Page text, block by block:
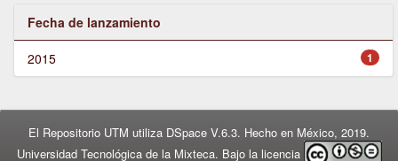
Fecha de lanzamiento
1
2015
El Repositorio UTM utiliza DSpace V.6.3. Hecho en México, 2019.
Universidad Tecnológica de la Mixteca. Bajo la licencia